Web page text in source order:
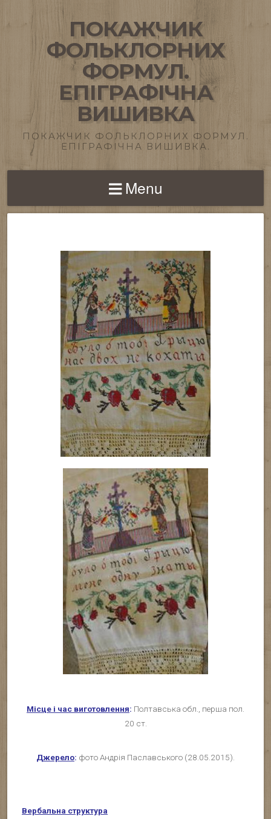
ПОКАЖЧИК
ФОЛЬКЛОРНИХ
ФОРМУЛ.
ЕПІГРАФІЧНА
ВИШИВКА
ПОКАЖЧИК ФОЛЬКЛОРНИХ ФОРМУЛ.
ЕПІГРАФІЧНА ВИШИВКА.
Menu
Місце і час виготовлення: Полтавська обл., перша пол.
20 ст.
Джерело: фото Андрія Паславського (28.05.2015).
Вербальна структура